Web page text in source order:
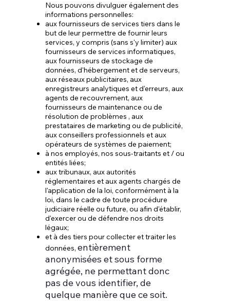
Nous pouvons divulguer également des
informations personnelles:
aux fournisseurs de services tiers dans le
but de leur permettre de fournir leurs
services, y compris (sans s'y limiter) aux
fournisseurs de services informatiques,
aux fournisseurs de stockage de
données, d'hébergement et de serveurs,
aux réseaux publicitaires, aux
enregistreurs analytiques et d'erreurs, aux
agents de recouvrement, aux
fournisseurs de maintenance ou de
résolution de problèmes , aux
prestataires de marketing ou de publicité,
aux conseillers professionnels et aux
opérateurs de systèmes de paiement;
à nos employés, nos sous-traitants et / ou
entités liées;
aux tribunaux, aux autorités
réglementaires et aux agents chargés de
l'application de la loi, conformément à la
loi, dans le cadre de toute procédure
judiciaire réelle ou future, ou afin d'établir,
d'exercer ou de défendre nos droits
légaux;
et à des tiers pour collecter et traiter les
données,entièrement
anonymisées et sous forme
agrégée, ne permettant donc
pas de vous identifier, de
quelque manière que ce soit.